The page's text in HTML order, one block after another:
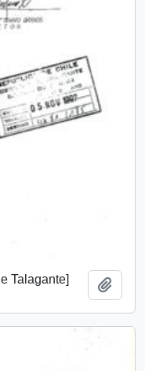
Talagante]